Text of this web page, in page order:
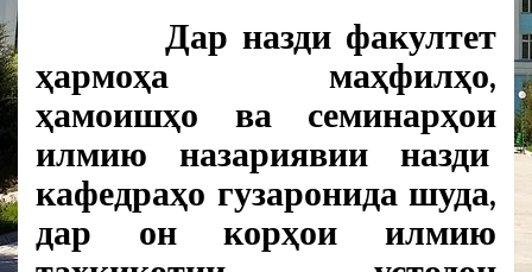
Дар назди факултет
ҳармоҳа маҳфилҳо,
ҳамоишҳо ва семинарҳои
илмию назариявии назди
кафедраҳо гузаронида шуда,
дар он корҳои илмию